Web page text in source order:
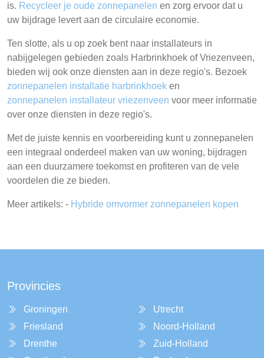
is. Recycleer je oude zonnepanelen en zorg ervoor dat u
uw bijdrage levert aan de circulaire economie.
Ten slotte, als u op zoek bent naar installateurs in
nabijgelegen gebieden zoals Harbrinkhoek of Vriezenveen,
bieden wij ook onze diensten aan in deze regio's. Bezoek
zonnepanelen installatie harbrinkhoek en
zonnepanelen installateur vriezenveen voor meer informatie
over onze diensten in deze regio's.
Met de juiste kennis en voorbereiding kunt u zonnepanelen
een integraal onderdeel maken van uw woning, bijdragen
aan een duurzamere toekomst en profiteren van de vele
voordelen die ze bieden.
Meer artikels: - Hybride omvormer zonnepanelen kopen
Provincies
Groningen
Friesland
Drenthe
Utrecht
Noord-Holland
Zuid-Holland